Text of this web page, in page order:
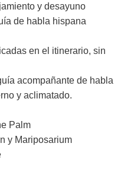
y desayuno
de habla hispana
en el itinerario, sin
acompañante de habla
y aclimatado.
Palm
y Mariposarium